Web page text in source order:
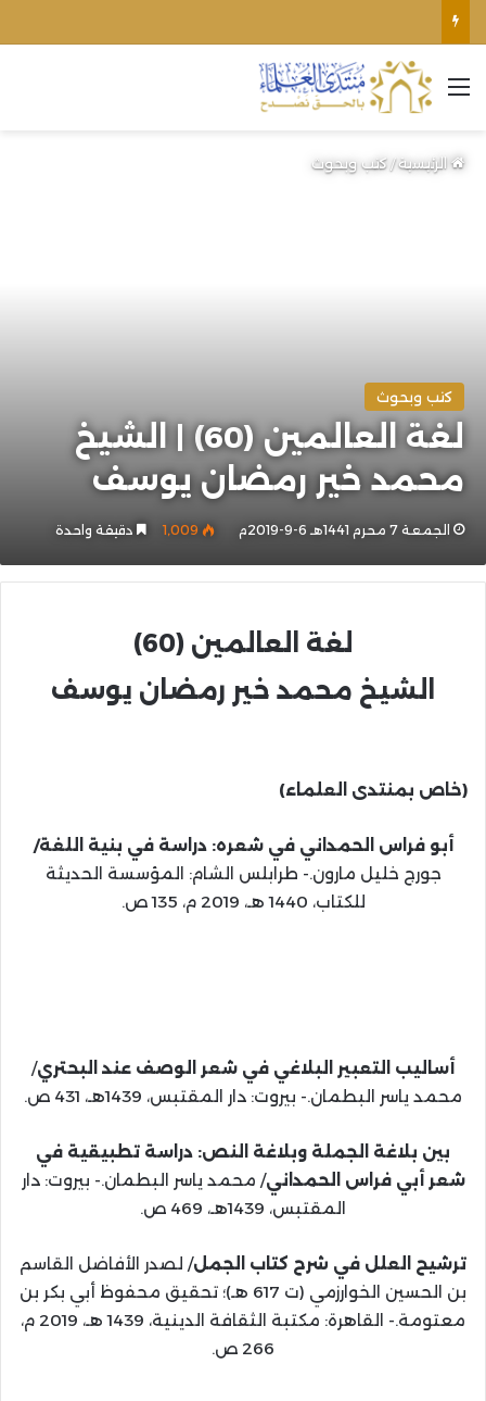
القائمة
الرئيسية/كتب وبحوث
كتب وبحوث
لغة العالمين (60) | الشيخ
محمد خير رمضان يوسف
الجمعة 7 محرم 1441هـ 6-9-2019م 1٬009 دقيقة واحدة
لغة العالمين (60)
الشيخ محمد خير رمضان يوسف
(خاص بمنتدى العلماء)
أبو فراس الحمداني في شعره: دراسة في بنية اللغة/
جورج خليل مارون.- طرابلس الشام: المؤسسة الحديثة
للكتاب، 1440 هـ، 2019 م، 135 ص.
أساليب التعبير البلاغي في شعر الوصف عند البحتري/
محمد ياسر البطمان.- بيروت: دار المقتبس، 1439هـ، 431 ص.
بين بلاغة الجملة وبلاغة النص: دراسة تطبيقية في
شعر أبي فراس الحمداني/ محمد ياسر البطمان.- بيروت: دار
المقتبس، 1439هـ، 469 ص.
ترشيح العلل في شرح كتاب الجمل/ لصدر الأفاضل القاسم
بن الحسين الخوارزمي (ت 617 هـ)؛ تحقيق محفوظ أبي بكر بن
معتومة.- القاهرة: مكتبة الثقافة الدينية، 1439 هـ، 2019 م،
266 ص.